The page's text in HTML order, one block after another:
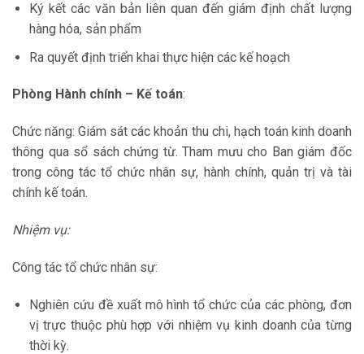
Ký kết các văn bản liên quan đến giám định chất lượng
hàng hóa, sản phẩm
Ra quyết định triển khai thực hiện các kế hoạch
Phòng Hành chính – Kế toán:
Chức năng: Giám sát các khoản thu chi, hạch toán kinh doanh
thông qua sổ sách chứng từ. Tham mưu cho Ban giám đốc
trong công tác tổ chức nhân sự, hành chính, quản trị và tài
chính kế toán.
Nhiệm vụ:
Công tác tổ chức nhân sự:
Nghiên cứu đề xuất mô hình tổ chức của các phòng, đơn
vị trực thuộc phù hợp với nhiệm vụ kinh doanh của từng
thời kỳ.